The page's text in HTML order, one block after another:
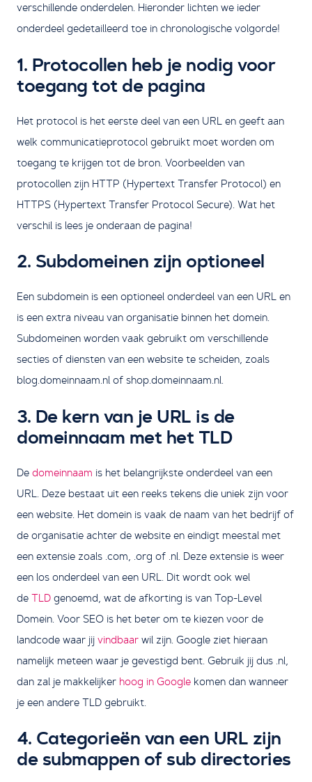
verschillende onderdelen. Hieronder lichten we ieder
onderdeel gedetailleerd toe in chronologische volgorde!
1. Protocollen heb je nodig voor
toegang tot de pagina
Het protocol is het eerste deel van een URL en geeft aan
welk communicatieprotocol gebruikt moet worden om
toegang te krijgen tot de bron. Voorbeelden van
protocollen zijn HTTP (Hypertext Transfer Protocol) en
HTTPS (Hypertext Transfer Protocol Secure). Wat het
verschil is lees je onderaan de pagina!
2. Subdomeinen zijn optioneel
Een subdomein is een optioneel onderdeel van een URL en
is een extra niveau van organisatie binnen het domein.
Subdomeinen worden vaak gebruikt om verschillende
secties of diensten van een website te scheiden, zoals
blog.domeinnaam.nl of shop.domeinnaam.nl.
3. De kern van je URL is de
domeinnaam met het TLD
De domeinnaam is het belangrijkste onderdeel van een
URL. Deze bestaat uit een reeks tekens die uniek zijn voor
een website. Het domein is vaak de naam van het bedrijf of
de organisatie achter de website en eindigt meestal met
een extensie zoals .com, .org of .nl. Deze extensie is weer
een los onderdeel van een URL. Dit wordt ook wel
de TLD genoemd, wat de afkorting is van Top-Level
Domein. Voor SEO is het beter om te kiezen voor de
landcode waar jij vindbaar wil zijn. Google ziet hieraan
namelijk meteen waar je gevestigd bent. Gebruik jij dus .nl,
dan zal je makkelijker hoog in Google komen dan wanneer
je een andere TLD gebruikt.
4. Categorieën van een URL zijn
de submappen of sub directories